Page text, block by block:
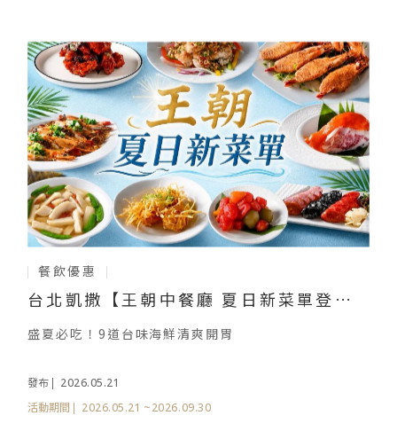
餐飲優惠
台北凱撒【王朝中餐廳 夏日新菜單登
場】
盛夏必吃！9道台味海鮮清爽開胃
發布 2026.05.21
活動期間 2026.05.21 ~2026.09.30